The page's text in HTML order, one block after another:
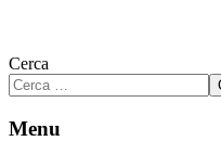
Cerca
Menu